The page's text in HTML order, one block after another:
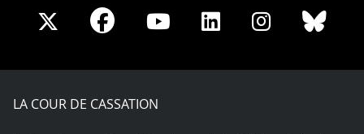
Share
X
Share
Facebook
Share
Youtube
Share
LinkedIn
Share
Instagram
LA COUR DE CASSATION